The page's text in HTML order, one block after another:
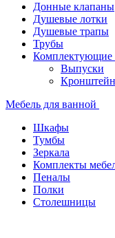
Донные клапаны
Душевые лотки
Душевые трапы
Трубы
Комплектующие
Выпуски
Мебель для ванной
Шкафы
Тумбы
Зеркала
Комплекты
Пеналы
Полки
Столешницы